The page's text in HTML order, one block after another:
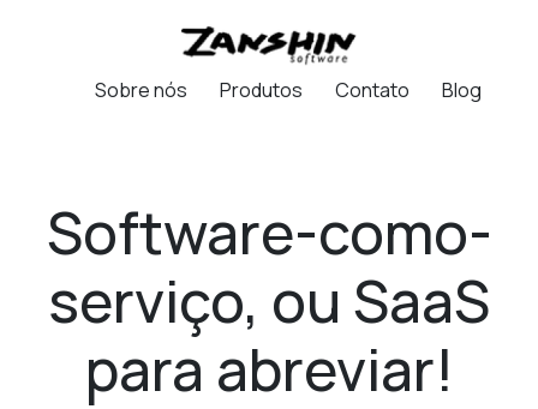
Sobre nós Produtos Contato Blog
Software-como-
serviço, ou SaaS
para abreviar!